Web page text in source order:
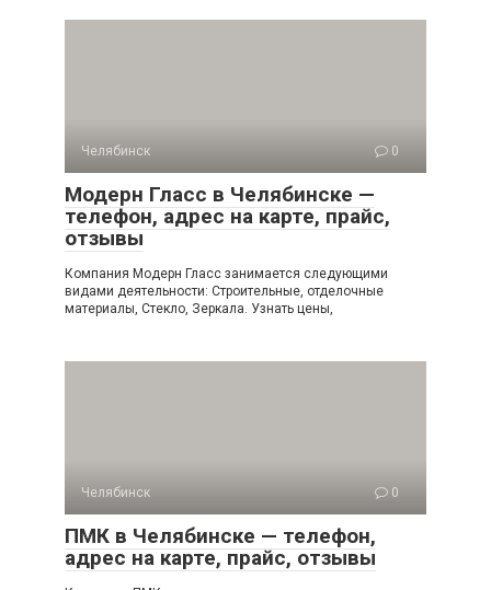
Челябинск 0
Модерн Гласс в Челябинске —
телефон, адрес на карте, прайс,
отзывы
Компания Модерн Гласс занимается следующими
видами деятельности: Строительные, отделочные
материалы, Стекло, Зеркала. Узнать цены,
Челябинск 0
ПМК в Челябинске — телефон,
адрес на карте, прайс, отзывы